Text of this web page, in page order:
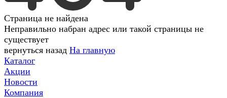
Страница не найдена
Неправильно набран адрес или такой страницы не
существует
вернуться назад На главную
Каталог
Акции
Новости
Компания